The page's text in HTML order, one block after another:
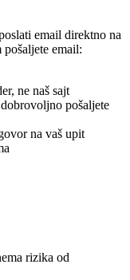
email direktno na
email:
ne naš sajt
pošaljete
na vaš upit
rizika od